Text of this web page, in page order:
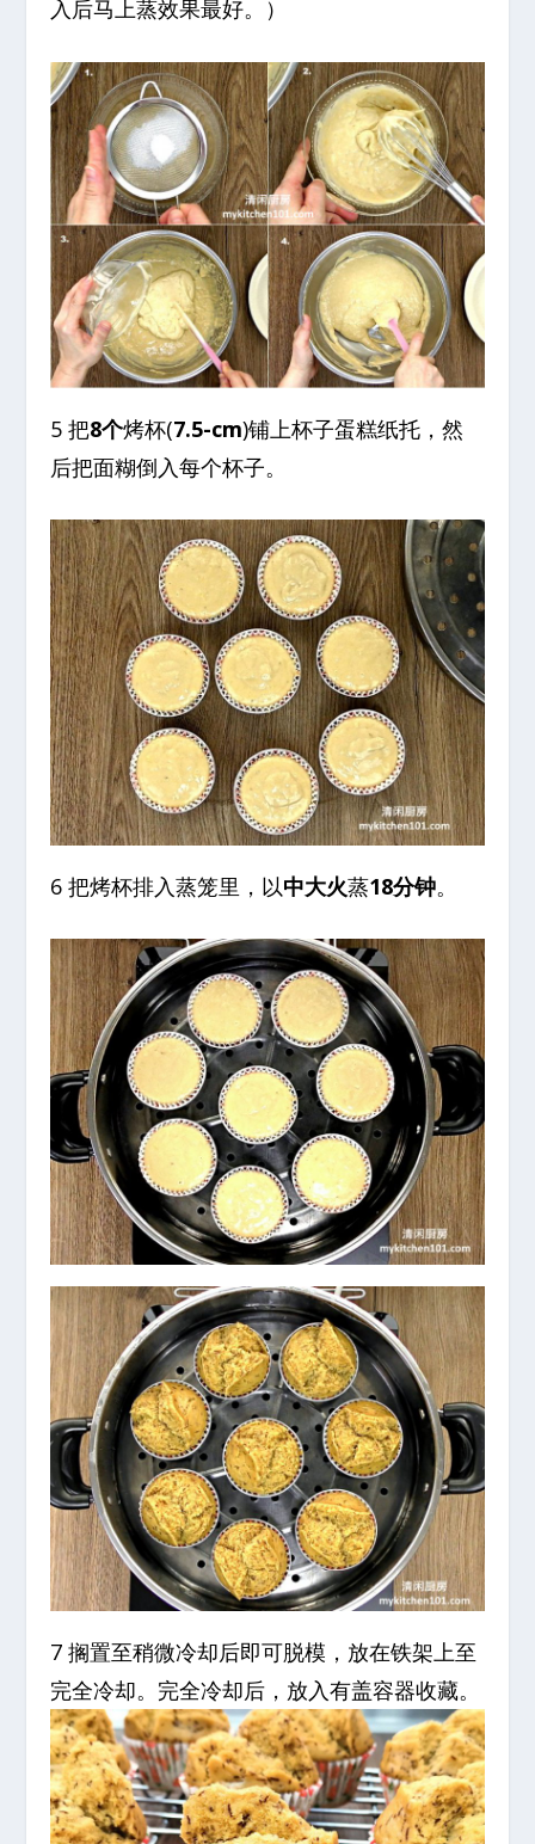
入后马上蒸效果最好。）
5 把8个烤杯(7.5-cm)铺上杯子蛋糕纸托，然
后把面糊倒入每个杯子。
6 把烤杯排入蒸笼里，以中大火蒸18分钟。
7 搁置至稍微冷却后即可脱模，放在铁架上至
完全冷却。完全冷却后，放入有盖容器收藏。